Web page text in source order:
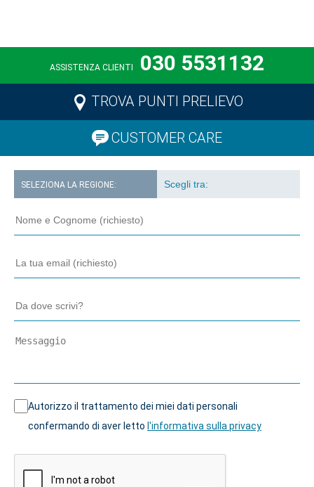
ASSISTENZA CLIENTI 030 5531132
TROVA PUNTI PRELIEVO
CUSTOMER CARE
SELEZIONA LA REGIONE:
Autorizzo il trattamento dei miei dati personali
confermando di aver letto l'informativa sulla privacy